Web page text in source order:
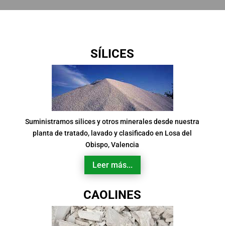
SÍLICES
Suministramos silices y otros minerales desde nuestra
planta de tratado, lavado y clasificado en Losa del
Obispo, Valencia
Leer más...
CAOLINES